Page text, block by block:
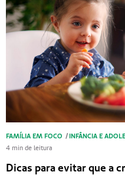
FAMÍLIA EM FOCO / INFÂNCIA E
4 min de leitura
Dicas para evitar que a